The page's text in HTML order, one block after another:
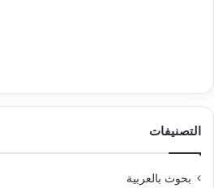
التصنيفات
بحوث بالعربية